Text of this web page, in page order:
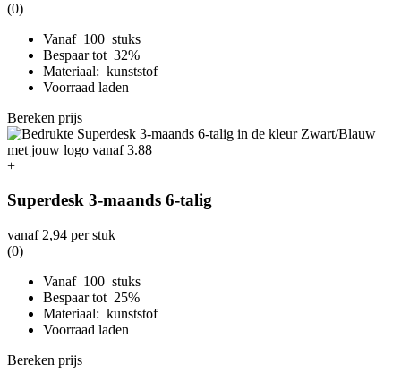
(0)
Vanaf 100 stuks
Bespaar tot 32%
Materiaal: kunststof
Voorraad laden
Bereken prijs
+
Superdesk 3-maands 6-talig
vanaf 2,94 per stuk
(0)
Vanaf 100 stuks
Bespaar tot 25%
Materiaal: kunststof
Voorraad laden
Bereken prijs